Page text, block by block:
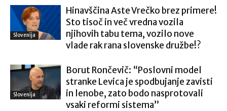
Slovenija
Hinavščina Aste Vrečko brez primere!
Sto tisoč in več vredna vozila
njihovih tabu tema, vozilo nove
vlade rak rana slovenske družbe!?
Slovenija
Borut Rončevič: “Poslovni model
stranke Levica je spodbujanje zavisti
in lenobe, zato bodo nasprotovali
vsaki reformi sistema”